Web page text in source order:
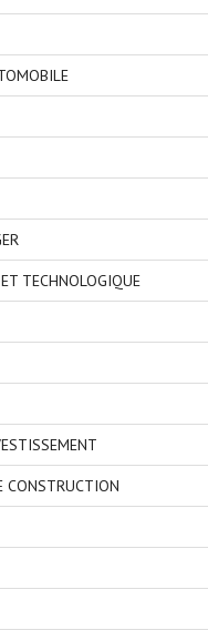
TECHNOLOGIQUE
CONSTRUCTION